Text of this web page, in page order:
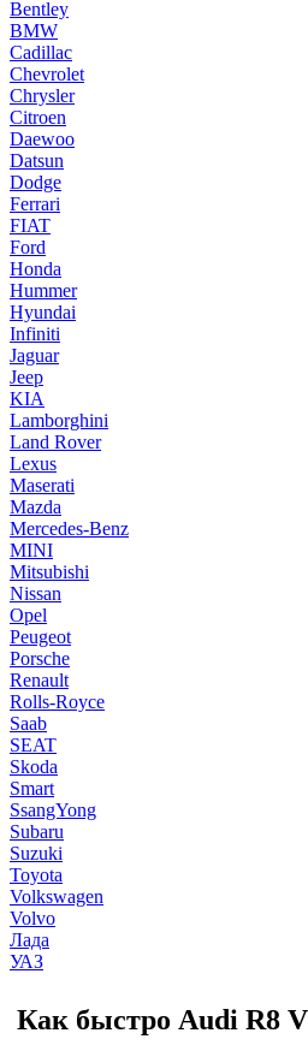
Bentley
BMW
Cadillac
Chevrolet
Chrysler
Citroen
Daewoo
Datsun
Dodge
Ferrari
FIAT
Ford
Honda
Hummer
Hyundai
Infiniti
Jaguar
Jeep
KIA
Lamborghini
Land Rover
Lexus
Maserati
Mazda
Mercedes-Benz
MINI
Mitsubishi
Nissan
Opel
Peugeot
Porsche
Renault
Rolls-Royce
Saab
SEAT
Skoda
Smart
SsangYong
Subaru
Suzuki
Toyota
Volkswagen
Volvo
Лада
УАЗ
Как быстро Audi R8